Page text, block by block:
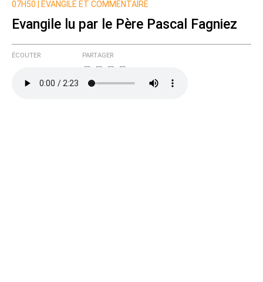
07H50 | EVANGILE ET COMMENTAIRE
Evangile lu par le Père Pascal Fagniez
ÉCOUTER PARTAGER